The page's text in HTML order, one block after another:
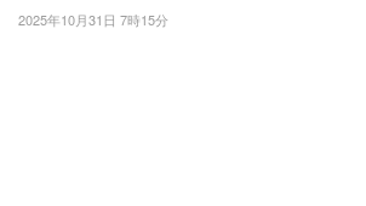
2025年10月31日 7時15分